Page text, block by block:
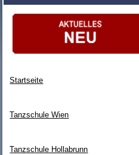
Startseite
Tanzschule Wien
Tanzschule Hollabrunn